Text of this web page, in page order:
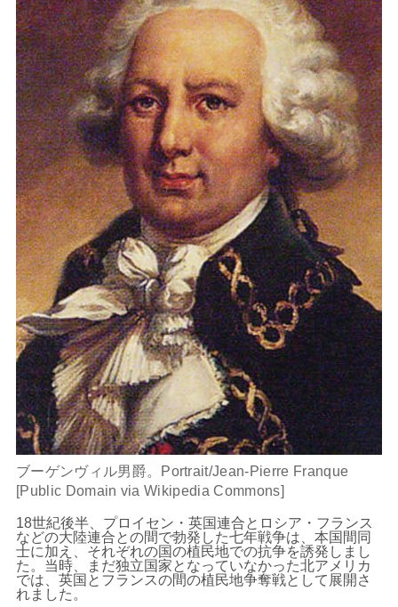
ブーゲンヴィル男爵。Portrait/Jean-Pierre Franque
[Public Domain via Wikipedia Commons]
18世紀後半、プロイセン・英国連合とロシア・フランス
などの大陸連合との間で勃発した七年戦争は、本国間同
士に加え、それぞれの国の植民地での抗争を誘発しまし
た。当時、まだ独立国家となっていなかった北アメリカ
では、英国とフランスの間の植民地争奪戦として展開さ
れました。